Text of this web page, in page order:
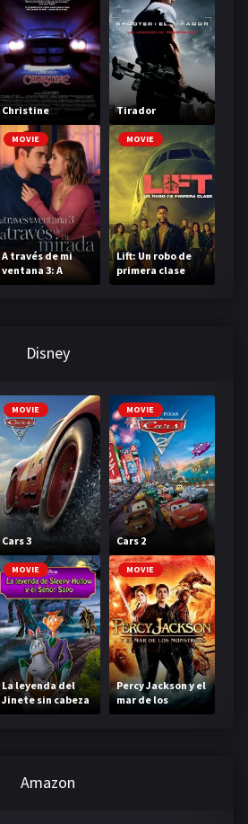
Christine Tirador
MOVIE
A través de mi
ventana 3: A
través de tu
MOVIE
Lift: Un robo de
primera clase
Disney
MOVIE
Cars 3
MOVIE
Cars 2
MOVIE
La leyenda del
Jinete sin cabeza
MOVIE
Percy Jackson y el
mar de los
monstruos
Amazon